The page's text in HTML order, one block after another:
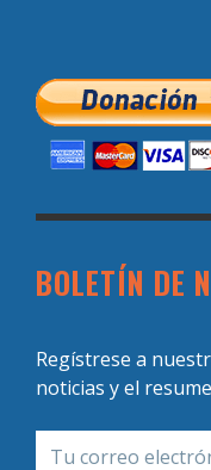
BOLETÍN DE
Regístrese a
noticias y el